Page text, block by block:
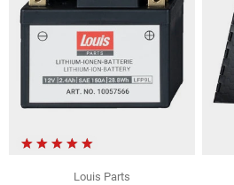
Louis Parts